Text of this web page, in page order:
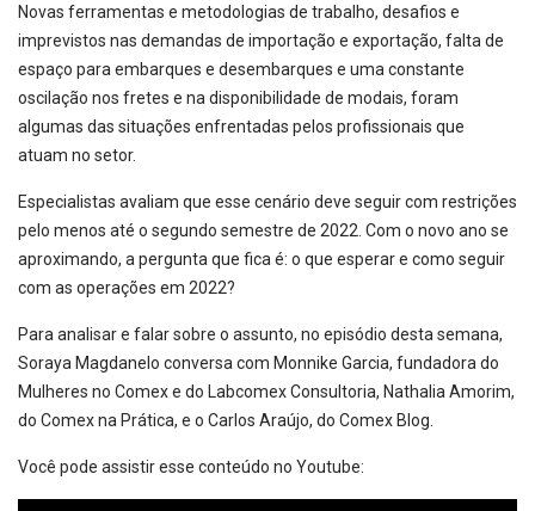
Novas ferramentas e metodologias de trabalho, desafios e
imprevistos nas demandas de importação e exportação, falta de
espaço para embarques e desembarques e uma constante
oscilação nos fretes e na disponibilidade de modais, foram
algumas das situações enfrentadas pelos profissionais que
atuam no setor.
Especialistas avaliam que esse cenário deve seguir com restrições
pelo menos até o segundo semestre de 2022. Com o novo ano se
aproximando, a pergunta que fica é: o que esperar e como seguir
com as operações em 2022?
Para analisar e falar sobre o assunto, no episódio desta semana,
Soraya Magdanelo conversa com Monnike Garcia, fundadora do
Mulheres no Comex e do Labcomex Consultoria, Nathalia Amorim,
do Comex na Prática, e o Carlos Araújo, do Comex Blog.
Você pode assistir esse conteúdo no Youtube: